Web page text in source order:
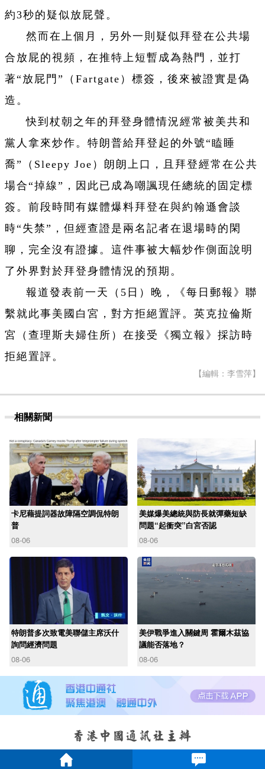
約3秒的疑似放屁聲。
然而在上個月，另外一則疑似拜登在公共場
合放屁的視頻，在推特上短暫成為熱門，並打
著“放屁門”（Fartgate）標簽，後來被證實是偽
造。
快到杖朝之年的拜登身體情況經常被美共和
黨人拿來炒作。特朗普給拜登起的外號“瞌睡
喬”（Sleepy Joe）朗朗上口，且拜登經常在公共
場合“掉線”，因此已成為嘲諷現任總統的固定標
簽。前段時間有媒體爆料拜登在與約翰遜會談
時“失禁”，但經查證是兩名記者在退場時的閑
聊，完全沒有證據。這件事被大幅炒作側面說明
了外界對於拜登身體情況的預期。
報道發表前一天（5日）晚，《每日郵報》聯
繫就此事美國白宮，對方拒絕置評。英克拉倫斯
宮（查理斯夫婦住所）在接受《獨立報》採訪時
拒絕置評。
【編輯：李雪萍】
相關新聞
卡尼藉提詞器故障隔空調侃特朗
普
08-06
美媒爆美總統與防長就彈藥短缺
問題“起衝突”白宮否認
08-06
特朗普多次致電美聯儲主席沃什
詢問經濟問題
08-06
美伊戰爭進入關鍵周 霍爾木茲協
議能否落地？
08-06